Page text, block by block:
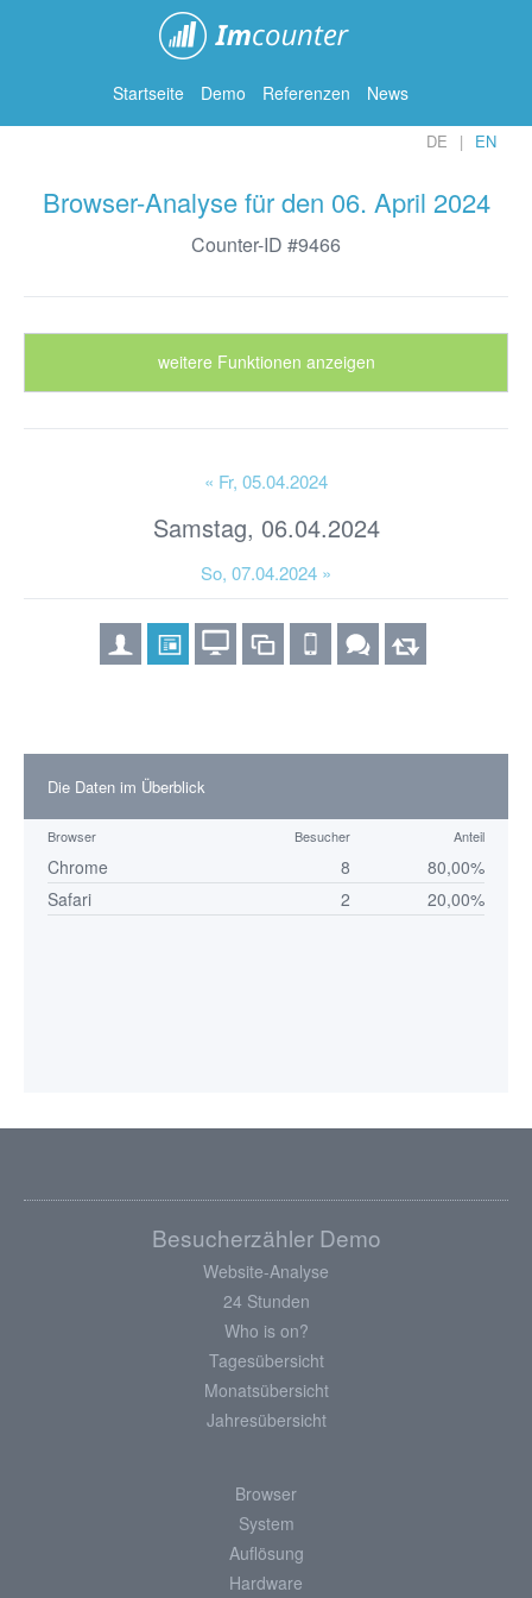
Startseite Demo Referenzen News
DE EN
Browser-Analyse für den 06. April 2024
Counter-ID #9466
weitere Funktionen anzeigen
« Fr, 05.04.2024
Samstag, 06.04.2024
So, 07.04.2024 »
Die Daten im Überblick
Browser Besucher Anteil
Chrome 8
80,00%
Safari
2 20,00%
Besucherzähler Demo
Website-Analyse
24 Stunden
Who is on?
Tagesübersicht
Monatsübersicht
Jahresübersicht
Browser
System
Auflösung
Hardware